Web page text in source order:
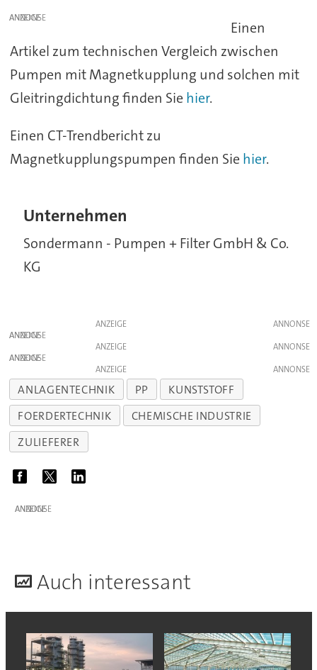
ANZEIGE
Einen
Artikel zum technischen Vergleich zwischen
Pumpen mit Magnetkupplung und solchen mit
Gleitringdichtung finden Sie hier.
Einen CT-Trendbericht zu
Magnetkupplungspumpen finden Sie hier.
Unternehmen
Sondermann - Pumpen + Filter GmbH & Co.
KG
ANZEIGE
ANZEIGE
ANZEIGE
ANZEIGE
ANZEIGE
ANLAGENTECHNIK PP
KUNSTSTOFF
FOERDERTECHNIK
CHEMISCHE INDUSTRIE
ZULIEFERER
ANZEIGE
Auch interessant